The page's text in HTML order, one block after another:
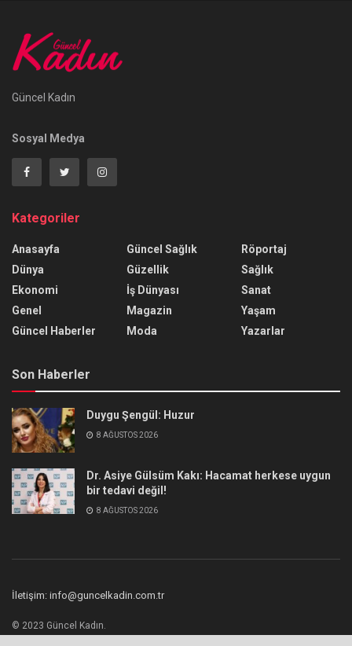
Güncel Kadın
Sosyal Medya
Kategoriler
Anasayfa
Dünya
Ekonomi
Genel
Güncel Haberler
Güncel Sağlık
Güzellik
İş Dünyası
Magazin
Moda
Röportaj
Sağlık
Sanat
Yaşam
Yazarlar
Son Haberler
Duygu Şengül: Huzur
8 AĞUSTOS 2026
Dr. Asiye Gülsüm Kakı: Hacamat herkese uygun
bir tedavi değil!
8 AĞUSTOS 2026
İletişim: info@guncelkadin.com.tr
© 2023 Güncel Kadın.